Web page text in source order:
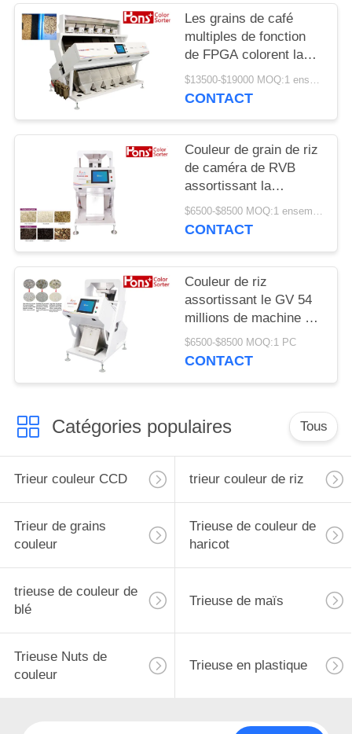
Les grains de café
multiples de fonction
de FPGA colorent la
trieuse
$13500-$19000 MOQ:1 ensemble
CONTACT
Couleur de grain de riz
de caméra de RVB
assortissant la
machine de séparateur
de Hons+
$6500-$8500 MOQ:1 ensemble
CONTACT
Couleur de riz
assortissant le GV 54
millions de machine de
développement de
séparateur de pixel
$6500-$8500 MOQ:1 PC
CONTACT
Catégories populaires Tous
Trieur couleur CCD trieur couleur de riz
Trieur de grains
couleur
Trieuse de couleur de
haricot
trieuse de couleur de
blé
Trieuse de maïs
Trieuse Nuts de
couleur
Trieuse en plastique